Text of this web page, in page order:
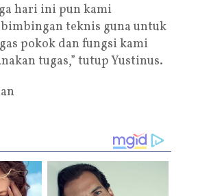
hari ini pun kami
teknis guna untuk
pokok dan fungsi kami
tugas,” tutup Yustinus.